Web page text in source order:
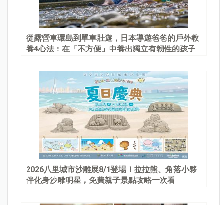
從露營車環島到單車壯遊，日本導遊爸爸的戶外教
養4心法：在「不方便」中養出獨立有韌性的孩子
2026八里城市沙雕展8/1登場！拉拉熊、角落小夥
伴化身沙雕明星，免費親子景點攻略一次看